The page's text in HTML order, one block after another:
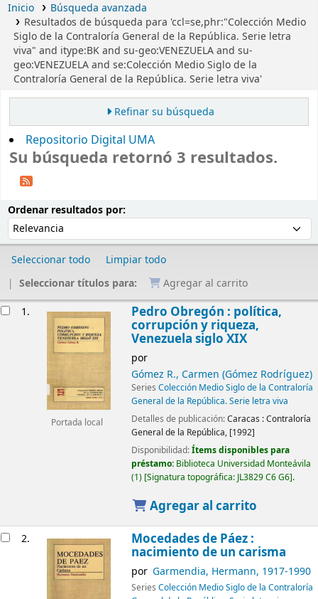
Inicio
Búsqueda avanzada
Resultados de búsqueda para 'ccl=se,phr:"Colección Medio
Siglo de la Contraloría General de la República. Serie letra
viva" and itype:BK and su-geo:VENEZUELA and su-
geo:VENEZUELA and se:Colección Medio Siglo de la
Contraloría General de la República. Serie letra viva'
Refinar su búsqueda
Repositorio Digital UMA
Su búsqueda retornó 3 resultados.
Ordenar resultados por:
Seleccionar todo
Limpiar todo
Seleccionar títulos para:
Agregar al carrito
1.
Portada local
Pedro Obregón : política,
corrupción y riqueza,
Venezuela siglo XIX
por
Gómez R., Carmen (Gómez Rodríguez)
Series Colección Medio Siglo de la Contraloría
General de la República. Serie letra viva
Detalles de publicación:Caracas :Contraloría
General de la República, [1992]
Disponibilidad:Ítems disponibles para
préstamo: Biblioteca Universidad Monteávila
(1) Signatura topográfica: JL3829 C6 G6 .
Agregar al carrito
2. Mocedades de Páez :
nacimiento de un carisma
por Garmendia, Hermann, 1917-1990
Series Colección Medio Siglo de la Contraloría